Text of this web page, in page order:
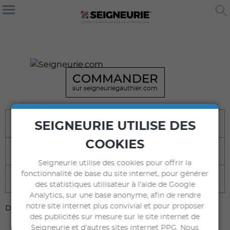
COMMANDER
sur seigneuriegauthier.com
Bénéfices
Caractéristiques techniques
DOCUMENTS À TÉLÉCHARGER
SEIGNEURIE UTILISE DES
COOKIES
Seigneurie utilise des cookies pour offrir la
fonctionnalité de base du site internet, pour générer
des statistiques utilisateur à l’aide de Google
Analytics, sur une base anonyme, afin de rendre
notre site internet plus convivial et pour proposer
des publicités sur mesure sur le site internet de
Seigneurie et d’autres sites internet PPG. Nous